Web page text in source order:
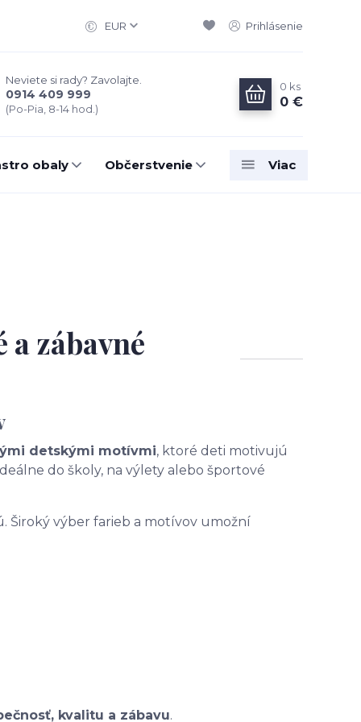
EUR Prihlásenie
Neviete si rady? Zavolajte.
0914 409 999
(Po-Pia, 8-14 hod.)
0 ks
0 €
obaly Občerstvenie Viac
a zábavné
detskými motívmi, ktoré deti motivujú
do školy, na výlety alebo športové
Široký výber farieb a motívov umožní
kvalitu a zábavu.